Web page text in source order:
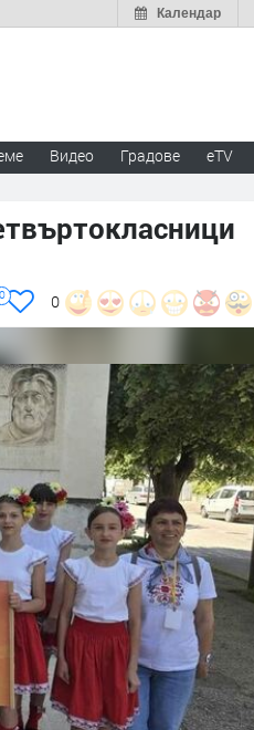
Календар
Видео Градове eTV
0
0